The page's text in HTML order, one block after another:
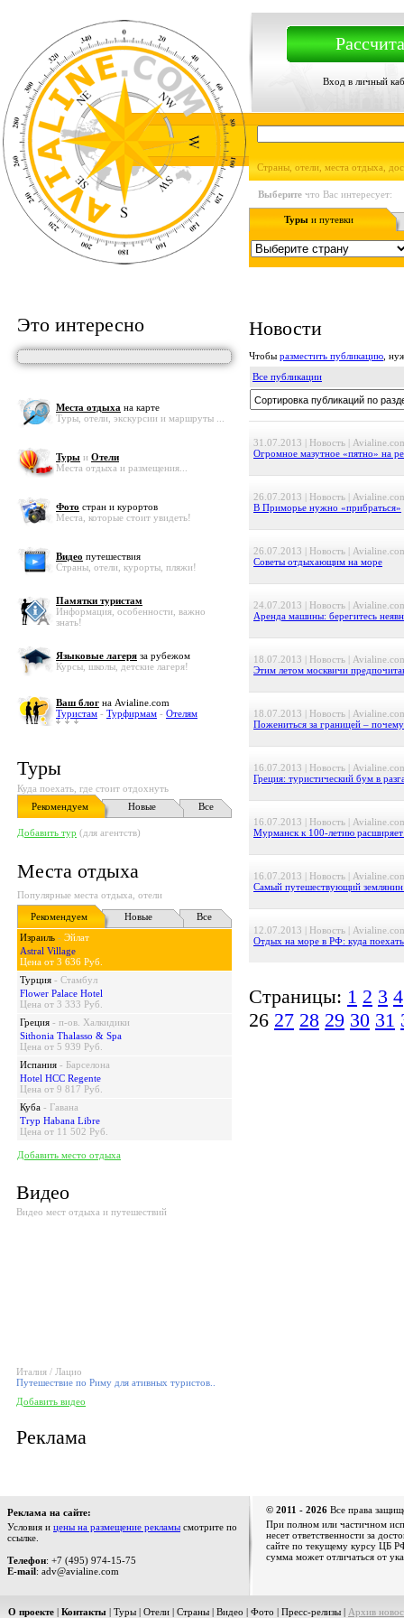
Вход в личный
Страны, отели, места отдыха,
Выберите что Вас интересует:
Туры и путевки
Это интересно
Места отдыха на карте
Туры, отели, экскурсии и маршруты ...
Туры и Отели
Места отдыха и размещения...
Фото стран и курортов
Места, которые стоит увидеть!
Видео путешествия
Страны, отели, курорты, пляжи!
Памятки туристам
Информация, особенности, важно
знать!
Языковые лагеря за рубежом
Курсы, школы, детские лагеря!
Ваш блог на Avialine.com
Туристам - Турфирмам - Отелям
Туры
Куда поехать, где стоит отдохнуть
Рекомендуем
Новые Все
Добавить тур (для агентств)
Места отдыха
Популярные места отдыха, отели
Рекомендуем
Новые
Все
Израиль - Эйлат
Astral Village
Цена от 3 636 Руб.
Турция - Стамбул
Flower Palace Hotel
Цена от 3 333 Руб.
Греция - п-ов. Халкидики
Sithonia Thalasso & Spa
Цена от 5 939 Руб.
Испания - Барселона
Hotel HCC Regente
Цена от 9 817 Руб.
Куба - Гавана
Tryp Habana Libre
Цена от 11 502 Руб.
Добавить место отдыха
Видео
Видео мест отдыха и путешествий
Италия / Лацио
Путешествие по Риму для ативных туристов..
Добавить видео
Реклама
Новости
Чтобы разместить публикацию ,
Все публикации
31.07.2013 | Новость |
Огромное мазутное «пятно» на
26.07.2013 | Новость |
В Приморье нужно «прибраться»
26.07.2013 | Новость |
Советы отдыхающим на море
24.07.2013 | Новость |
Аренда машины: берегитесь
18.07.2013 | Новость |
Этим летом москвичи
18.07.2013 | Новость |
Пожениться за границей –
16.07.2013 | Новость |
Греция: туристический бум в
16.07.2013 | Новость |
Мурманск к 100-летию
16.07.2013 | Новость |
Самый путешествующий
12.07.2013 | Новость |
Отдых на море в РФ: куда
Страницы: 1 2 3 4
26 27 28 29 30 31
Реклама на сайте:
Условия и цены на размещение рекламы смотрите по
ссылке.
Телефон: +7 (495) 974-15-75
E-mail: adv@avialine.com
© 2011 - 2026 Все права
При полном или частичном
несет ответственности за
сайте по текущему курсу ЦБ
сумма может отличаться от
О проекте | Контакты | Туры | Отели | Страны | Видео | Фото | Пресс-релизы | Архив